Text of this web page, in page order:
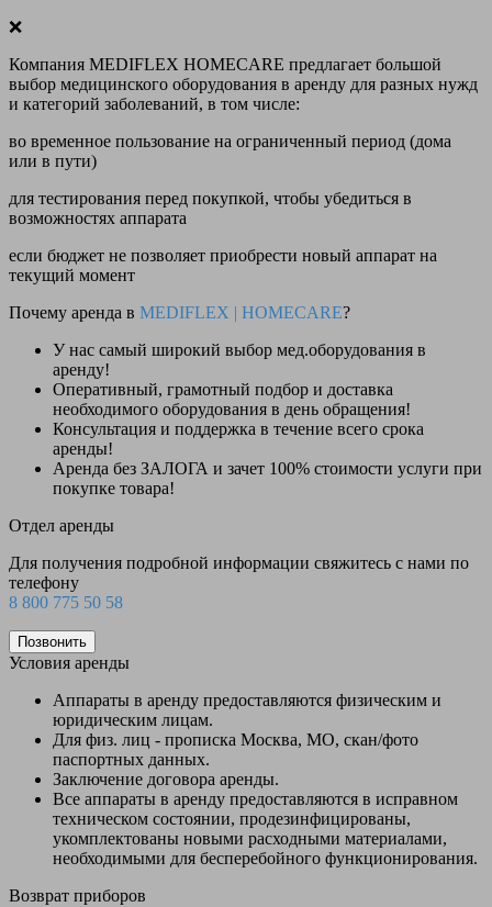
❌
Компания MEDIFLEX HOMECARE предлагает большой
выбор медицинского оборудования в аренду для разных нужд
и категорий заболеваний, в том числе:
во временное пользование на ограниченный период (дома
или в пути)
для тестирования перед покупкой, чтобы убедиться в
возможностях аппарата
если бюджет не позволяет приобрести новый аппарат на
текущий момент
Почему аренда в MEDIFLEX | HOMECARE?
У нас самый широкий выбор мед.оборудования в
аренду!
Оперативный, грамотный подбор и доставка
необходимого оборудования в день обращения!
Консультация и поддержка в течение всего срока
аренды!
Аренда без ЗАЛОГА и зачет 100% стоимости услуги при
покупке товара!
Отдел аренды
Для получения подробной информации свяжитесь с нами по
телефону
8 800 775 50 58
Позвонить
Условия аренды
Аппараты в аренду предоставляются физическим и
юридическим лицам.
Для физ. лиц - прописка Москва, МО, скан/фото
паспортных данных.
Заключение договора аренды.
Все аппараты в аренду предоставляются в исправном
техническом состоянии, продезинфицированы,
укомплектованы новыми расходными материалами,
необходимыми для бесперебойного функционирования.
Возврат приборов